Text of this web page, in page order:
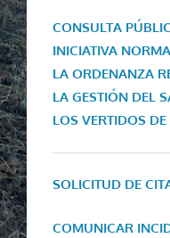
CONSULTA
INICIATIVA
LA ORDENANZA
LA GESTIÓN DEL
LOS VERTIDOS
SOLICITUD DE
COMUNICAR